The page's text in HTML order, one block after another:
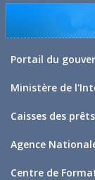
Portail du
Ministère de
Caisses des
Agence
Centre de